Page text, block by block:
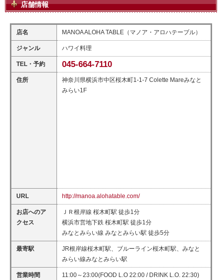
店舗情報
店名 MANOA ALOHA TABLE（マノア・アロハテーブル）
ジャンル ハワイ料理
TEL・予約 045-664-7110
住所
神奈川県横浜市中区桜木町1-1-7 Colette Mareみなと
みらい1F
URL http://manoa.alohatable.com/
お店へのア
クセス
ＪＲ根岸線 桜木町駅 徒歩1分
横浜市営地下鉄 桜木町駅 徒歩1分
みなとみらい線 みなとみらい駅 徒歩5分
最寄駅
JR根岸線桜木町駅、ブルーライン桜木町駅、みなと
みらい線みなとみらい駅
営業時間 11:00～23:00(FOOD L.O 22:00 / DRINK L.O. 22:30)